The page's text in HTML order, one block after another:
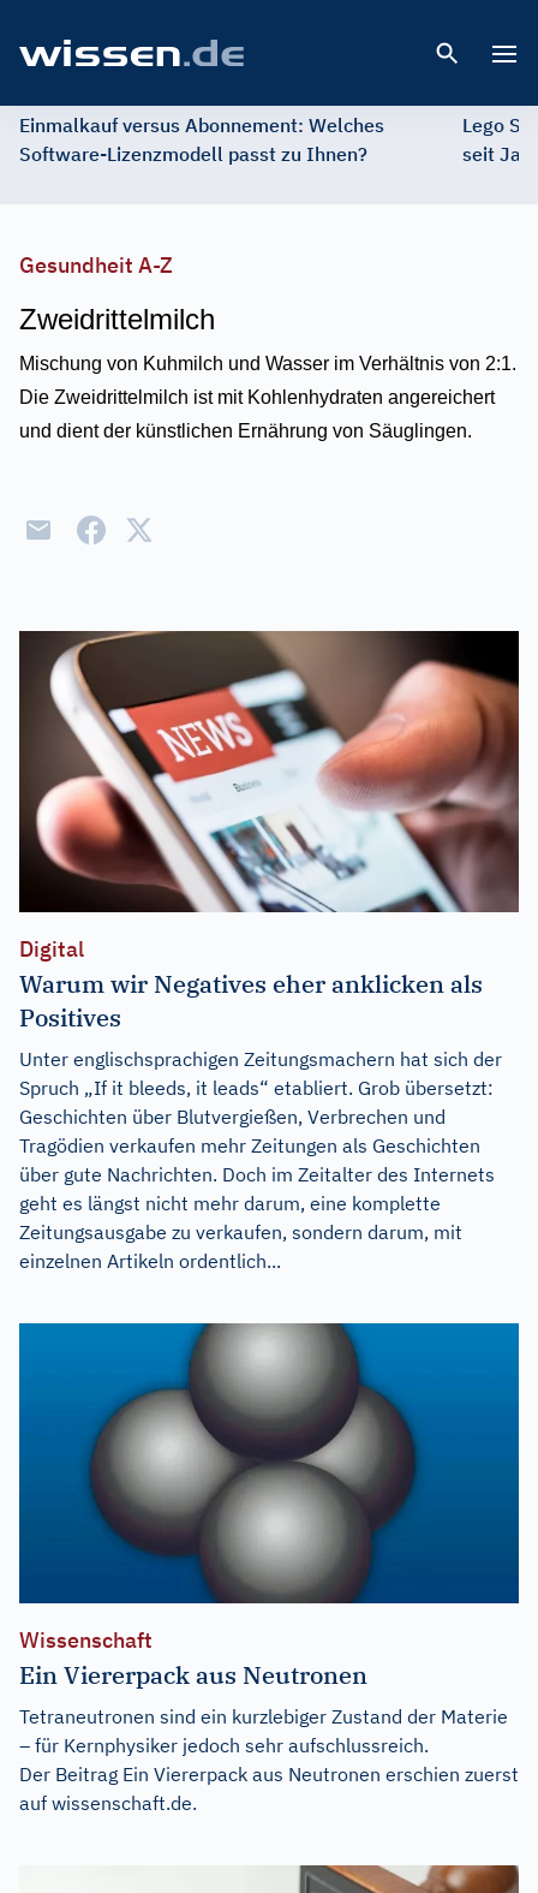
Einmalkauf versus Abonnement: Welches
Software-Lizenzmodell passt zu Ihnen?
Lego
seit
Gesundheit A-Z
Zweidrittelmilch
Mischung von Kuhmilch und Wasser im Verhältnis von 2:1.
Die Zweidrittelmilch ist mit Kohlenhydraten angereichert
und dient der künstlichen Ernährung von Säuglingen.
Digital
Warum wir Negatives eher anklicken als
Positives
Unter englischsprachigen Zeitungsmachern hat sich der
Spruch „If it bleeds, it leads“ etabliert. Grob übersetzt:
Geschichten über Blutvergießen, Verbrechen und
Tragödien verkaufen mehr Zeitungen als Geschichten
über gute Nachrichten. Doch im Zeitalter des Internets
geht es längst nicht mehr darum, eine komplette
Zeitungsausgabe zu verkaufen, sondern darum, mit
einzelnen Artikeln ordentlich...
Wissenschaft
Ein Viererpack aus Neutronen
Tetraneutronen sind ein kurzlebiger Zustand der Materie
– für Kernphysiker jedoch sehr aufschlussreich.
Der Beitrag Ein Viererpack aus Neutronen erschien zuerst
auf wissenschaft.de.